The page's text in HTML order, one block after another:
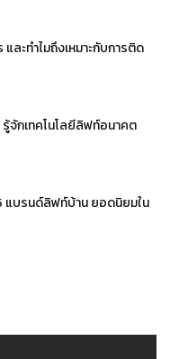
ะทำไมถึงเหมาะกับการติด
จักเทคโนโลยีลิฟท์อนาคต
แบรนด์ลิฟท์บ้าน ยอดนิยมใน